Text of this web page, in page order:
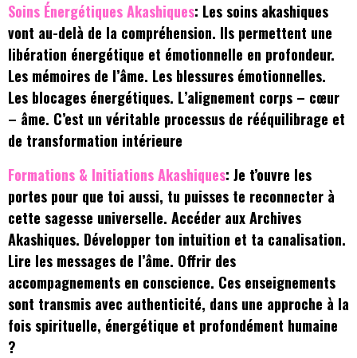
Soins Énergétiques Akashiques: Les soins akashiques
vont au-delà de la compréhension. Ils permettent une
libération énergétique et émotionnelle en profondeur.
Les mémoires de l’âme. Les blessures émotionnelles.
Les blocages énergétiques. L’alignement corps – cœur
– âme. C’est un véritable processus de rééquilibrage et
de transformation intérieure
Formations & Initiations Akashiques: Je t’ouvre les
portes pour que toi aussi, tu puisses te reconnecter à
cette sagesse universelle. Accéder aux Archives
Akashiques. Développer ton intuition et ta canalisation.
Lire les messages de l’âme. Offrir des
accompagnements en conscience. Ces enseignements
sont transmis avec authenticité, dans une approche à la
fois spirituelle, énergétique et profondément humaine
?